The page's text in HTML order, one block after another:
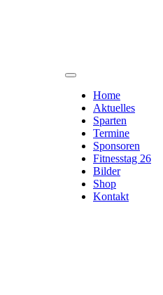
Home
Aktuelles
Sparten
Termine
Sponsoren
Fitnesstag 26
Bilder
Shop
Kontakt